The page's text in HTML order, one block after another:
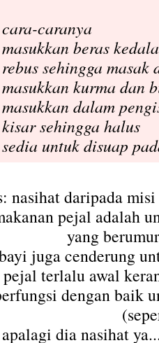
cara-caranya
masukkan beras
rebus sehingga masak
masukkan kurma dan
masukkan dalam
kisar sehingga halus
sedia untuk disuap
nasihat daripada
pejal adalah
yang
juga cenderung
pejal terlalu awal
dengan baik
dia nasihat